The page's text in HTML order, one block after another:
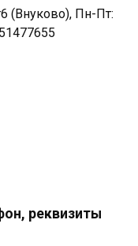
(Внуково), Пн-Пт:
реквизиты